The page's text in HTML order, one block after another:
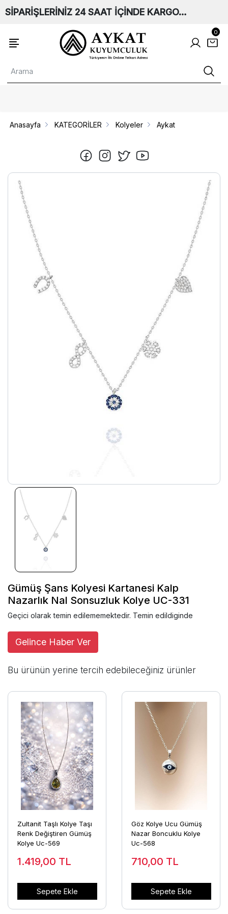
SİPARİŞLERİNİZ 24 SAAT İÇİNDE KARGO…
0
Anasayfa KATEGORİLER Kolyeler Aykat
Gümüş Şans Kolyesi Kartanesi Kalp
Nazarlık Nal Sonsuzluk Kolye UC-331
Geçici olarak temin edilememektedir. Temin edildiginde
Gelince Haber Ver
Bu ürünün yerine tercih edebileceğiniz ürünler
Zultanit Taşlı Kolye Taşı
Renk Değiştiren Gümüş
Kolye Uc-569
1.419,00 TL
Sepete Ekle
Göz Kolye Ucu Gümüş
Nazar Boncuklu Kolye
Uc-568
710,00 TL
Sepete Ekle